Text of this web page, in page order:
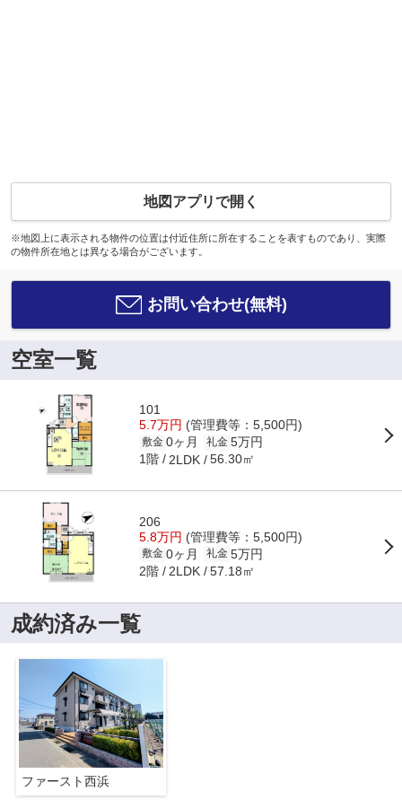
地図アプリで開く
※地図上に表示される物件の位置は付近住所に所在することを表すものであり、実際
の物件所在地とは異なる場合がございます。
お問い合わせ(無料)
空室一覧
101
5.7万円 (管理費等：5,500円)
敷金 0ヶ月 礼金 5万円
1階 2LDK 56.30㎡
206
5.8万円 (管理費等：5,500円)
敷金 0ヶ月 礼金 5万円
2階 2LDK 57.18㎡
成約済み一覧
ファースト西浜